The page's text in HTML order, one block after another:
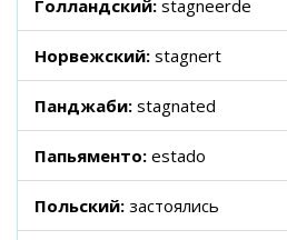
Голландский: stagneerde
Норвежский: stagnert
Панджаби: stagnated
Папьяменто: estado
Польский: застоялись